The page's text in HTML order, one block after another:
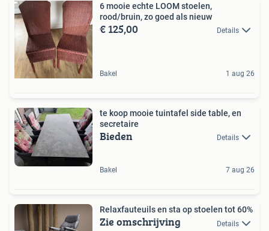
6 mooie echte LOOM stoelen,
rood/bruin, zo goed als nieuw
€ 125,00 Details
Bakel 1 aug 26
te koop mooie tuintafel side table, en
secretaire
Bieden Details
Bakel 7 aug 26
Relaxfauteuils en sta op stoelen tot 60%
Zie omschrijving Details